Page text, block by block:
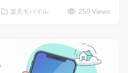
楽天モバイル 250 Views